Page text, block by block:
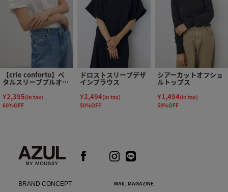
【crie conforto】ペ
タルスリーブプルオー
バー
¥2,395(in tax)
60%OFF
ドロストスリーブデザ
インブラウス
¥2,494(in tax)
50%OFF
シアーカットオフショ
ルトップス
¥1,494(in tax)
50%OFF
BRAND CONCEPT
MAIL MAGAZINE